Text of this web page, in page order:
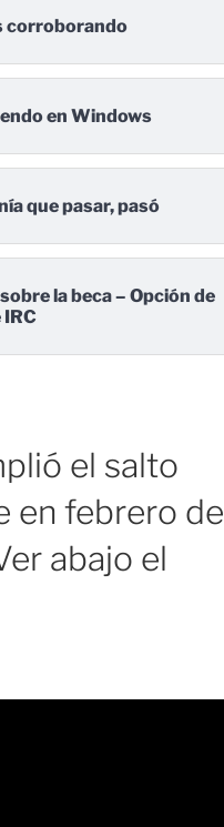
corroborando
en Windows
que pasar, pasó
la beca – Opción de
el salto
en febrero de
abajo el